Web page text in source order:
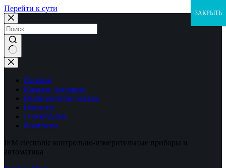
Перейти к сути
Ничего
не
найденоГлавная
Каталог датчиков
Выполненные заказы
Новости
О компании
Контакты
IFM electronic контрольно-измерительные приборы и
автоматика
ЗАКРЫТЬ